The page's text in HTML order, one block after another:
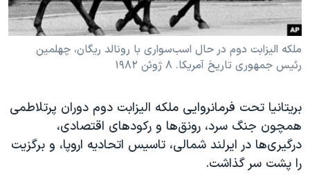
ملکه الیزابت دوم در حال اسب‌سواری با رونالد ریگان، چهلمین
رئیس جمهوری تاریخ آمریکا. ٨ ژوئن ١٩٨٢
بریتانیا تحت فرمانروایی ملکه الیزابت دوم دوران پرتلاطمی
همچون جنگ سرد، رونق‌ها و رکودهای اقتصادی،
درگیری‌ها در ایرلند شمالی، تاسیس اتحادیه اروپا، و برگزیت
را پشت سر گذاشت.